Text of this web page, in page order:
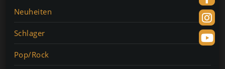
Neuheiten
Schlager
Pop/Rock